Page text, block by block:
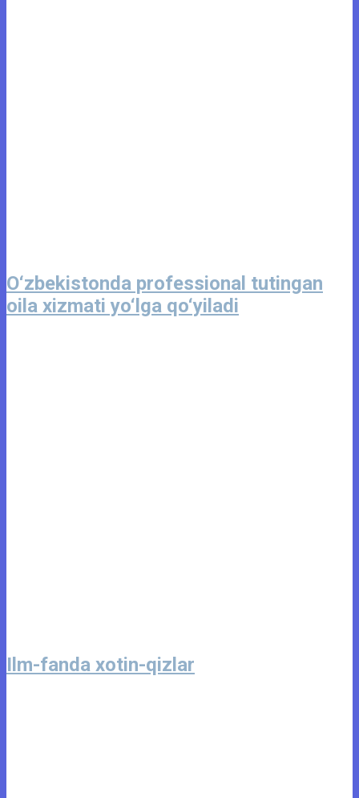
O‘zbekistonda professional tutingan
oila xizmati yo‘lga qo‘yiladi
Ilm-fanda xotin-qizlar